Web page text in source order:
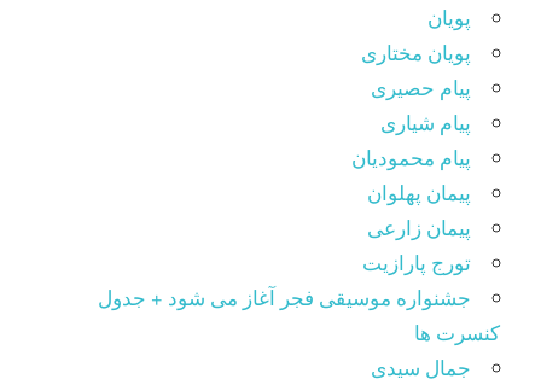
پویان
پویان مختاری
پیام حصیری
پیام شیاری
پیام محمودیان
پیمان پهلوان
پیمان زارعی
تورج پارازیت
جشنواره موسیقی فجر آغاز می شود + جدول
کنسرت ها
جمال سیدی